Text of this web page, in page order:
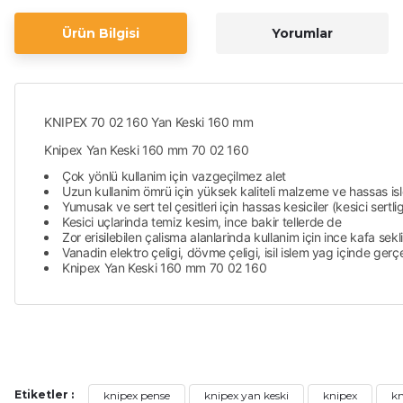
Ürün Bilgisi Yorumlar
KNIPEX 70 02 160 Yan Keski 160 mm
Knipex Yan Keski 160 mm 70 02 160
Çok yönlü kullanim için vazgeçilmez alet
Uzun kullanim ömrü için yüksek kaliteli malzeme ve hassas
Yumusak ve sert tel çesitleri için hassas kesiciler (kesici
Kesici uçlarinda temiz kesim, ince bakir tellerde de
Zor erisilebilen çalisma alanlarinda kullanim için ince kafa sekli
Vanadin elektro çeligi, dövme çeligi, isil islem yag içinde
Knipex Yan Keski 160 mm 70 02 160
Etiketler : knipex pense knipex yan keski knipex